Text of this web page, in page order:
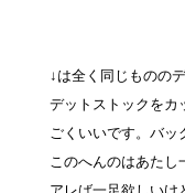
↓は全く同じものの
デットストックを
ごくいいです。バ
このへんのはあたし